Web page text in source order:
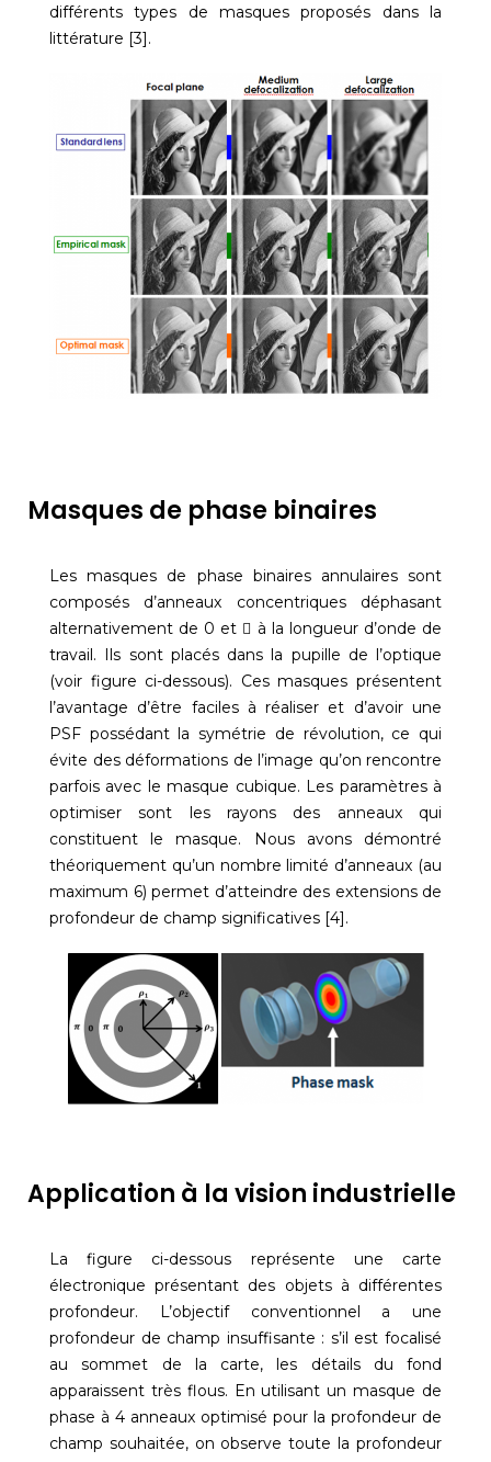
différents types de masques proposés dans la
littérature [3].
Masques de phase binaires
Les masques de phase binaires annulaires sont
composés d’anneaux concentriques déphasant
alternativement de 0 et  à la longueur d’onde de
travail. Ils sont placés dans la pupille de l’optique
(voir figure ci-dessous). Ces masques présentent
l’avantage d’être faciles à réaliser et d’avoir une
PSF possédant la symétrie de révolution, ce qui
évite des déformations de l’image qu’on rencontre
parfois avec le masque cubique. Les paramètres à
optimiser sont les rayons des anneaux qui
constituent le masque. Nous avons démontré
théoriquement qu’un nombre limité d’anneaux (au
maximum 6) permet d’atteindre des extensions de
profondeur de champ significatives [4].
Application à la vision industrielle
La figure ci-dessous représente une carte
électronique présentant des objets à différentes
profondeur. L’objectif conventionnel a une
profondeur de champ insuffisante : s’il est focalisé
au sommet de la carte, les détails du fond
apparaissent très flous. En utilisant un masque de
phase à 4 anneaux optimisé pour la profondeur de
champ souhaitée, on observe toute la profondeur